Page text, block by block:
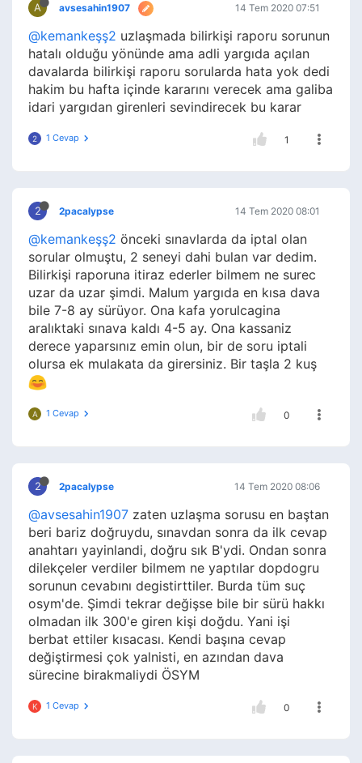
A avsesahin1907 14 Tem 2020 07:51
@kemankeşş2 uzlaşmada bilirkişi raporu sorunun
hatalı olduğu yönünde ama adli yargıda açılan
davalarda bilirkişi raporu sorularda hata yok dedi
hakim bu hafta içinde kararını verecek ama galiba
idari yargıdan girenleri sevindirecek bu karar
2 1 Cevap 1
2 2pacalypse 14 Tem 2020 08:01
@kemankeşş2 önceki sınavlarda da iptal olan
sorular olmuştu, 2 seneyi dahi bulan var dedim.
Bilirkişi raporuna itiraz ederler bilmem ne surec
uzar da uzar şimdi. Malum yargıda en kısa dava
bile 7-8 ay sürüyor. Ona kafa yorulcagina
aralıktaki sınava kaldı 4-5 ay. Ona kassaniz
derece yaparsınız emin olun, bir de soru iptali
olursa ek mulakata da girersiniz. Bir taşla 2 kuş
A 1 Cevap 0
2 2pacalypse 14 Tem 2020 08:06
@avsesahin1907 zaten uzlaşma sorusu en baştan
beri bariz doğruydu, sınavdan sonra da ilk cevap
anahtarı yayinlandi, doğru sık B'ydi. Ondan sonra
dilekçeler verdiler bilmem ne yaptılar dopdogru
sorunun cevabını degistirttiler. Burda tüm suç
osym'de. Şimdi tekrar değişse bile bir sürü hakkı
olmadan ilk 300'e giren kişi doğdu. Yani işi
berbat ettiler kısacası. Kendi başına cevap
değiştirmesi çok yalnisti, en azından dava
sürecine birakmaliydi ÖSYM
K 1 Cevap 0